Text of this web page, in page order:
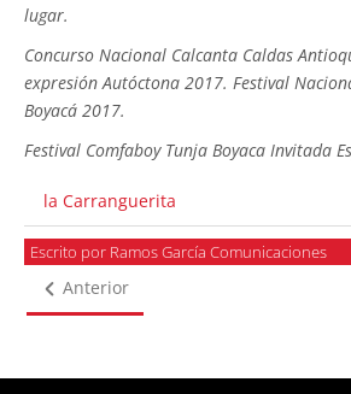
lugar.
Concurso Nacional Calcanta Caldas
expresión Autóctona 2017. Festival
Boyacá 2017.
Festival Comfaboy Tunja Boyaca Invitada
la Carranguerita
Escrito por Ramos García Comunicaciones
Anterior